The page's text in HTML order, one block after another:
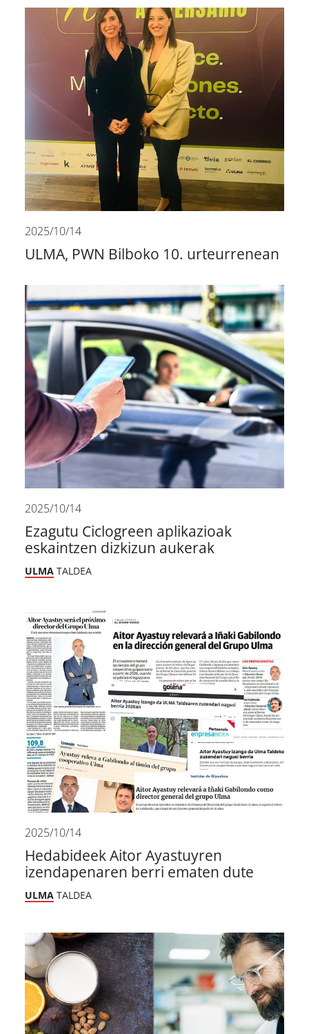
2025/10/14
ULMA, PWN Bilboko 10. urteurrenean
2025/10/14
Ezagutu Ciclogreen aplikazioak
eskaintzen dizkizun aukerak
ULMA TALDEA
2025/10/14
Hedabideek Aitor Ayastuyren
izendapenaren berri ematen dute
ULMA TALDEA